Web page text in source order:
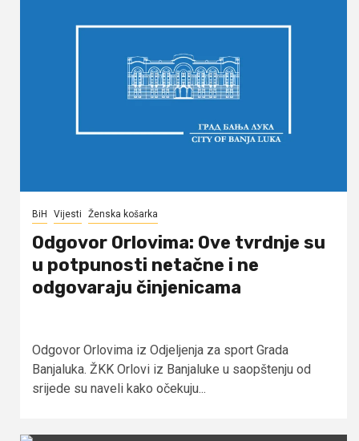
BiH Vijesti Ženska košarka
Odgovor Orlovima: ​Ove tvrdnje su
u potpunosti netačne i ne
odgovaraju činjenicama
Odgovor Orlovima iz Odjeljenja za sport Grada
Banjaluka. ŽKK Orlovi iz Banjaluke u saopštenju od
srijede su naveli kako očekuju...